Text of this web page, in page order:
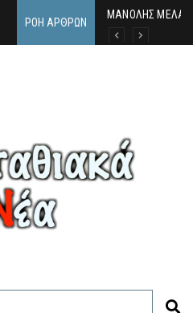
ΡΟΉ ΆΡΘΡΩΝ
MΑΝΟΛΗΣ ΜΕΛΑΣ:
ΕΚΔΗΛΩΣΗ ΤΙΜΗΣ
Κάθε καλοκαίρι